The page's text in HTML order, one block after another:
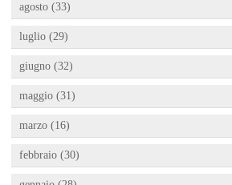
agosto (33)
luglio (29)
giugno (32)
maggio (31)
marzo (16)
febbraio (30)